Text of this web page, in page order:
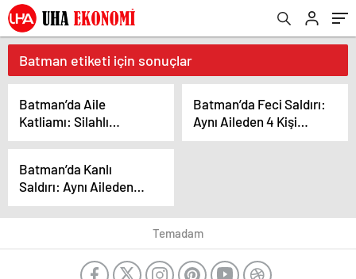
Batman etiketi için sonuçlar
Batman’da Aile
Katliamı: Silahlı
Saldırıda 4 Kişi
Batman’da Feci Saldırı:
Aynı Aileden 4 Kişi
Hayatını Kaybetti
Batman’da Kanlı
Saldırı: Aynı Aileden
Dört Kişi Hayatını
Kaybetti
Temadam